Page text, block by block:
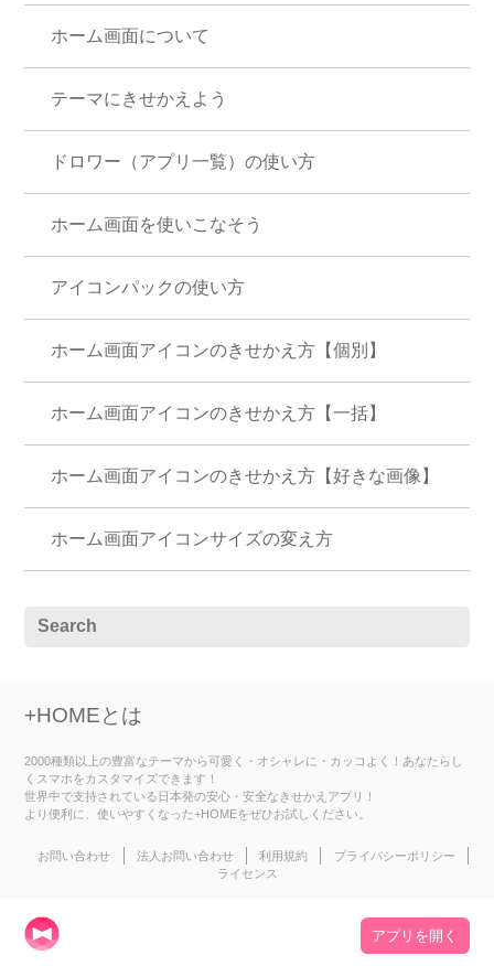
ホーム画面について
テーマにきせかえよう
ドロワー（アプリ一覧）の使い方
ホーム画面を使いこなそう
アイコンパックの使い方
ホーム画面アイコンのきせかえ方【個別】
ホーム画面アイコンのきせかえ方【一括】
ホーム画面アイコンのきせかえ方【好きな画像】
ホーム画面アイコンサイズの変え方
+HOMEとは
2000種類以上の豊富なテーマから可愛く・オシャレに・カッコよく！あなたらし
くスマホをカスタマイズできます！
世界中で支持されている日本発の安心・安全なきせかえアプリ！
より便利に、使いやすくなった+HOMEをぜひお試しください。
お問い合わせ 法人お問い合わせ 利用規約
プライバシーポリシー
ライセンス
アプリを開く